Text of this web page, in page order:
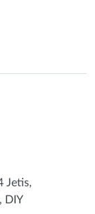
Jetis,
DIY